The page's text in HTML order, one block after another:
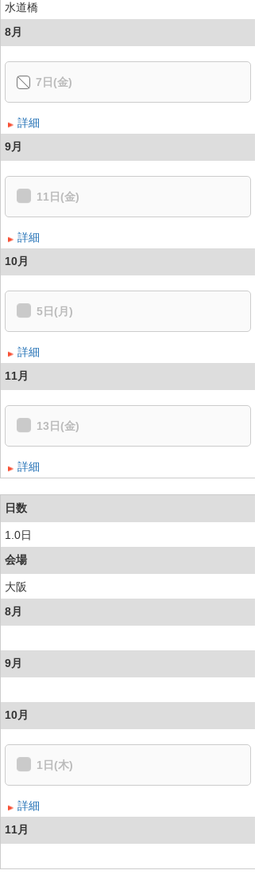
水道橋
8月
7日(金)
詳細
9月
11日(金)
詳細
10月
5日(月)
詳細
11月
13日(金)
詳細
日数
1.0日
会場
大阪
8月
9月
10月
1日(木)
詳細
11月